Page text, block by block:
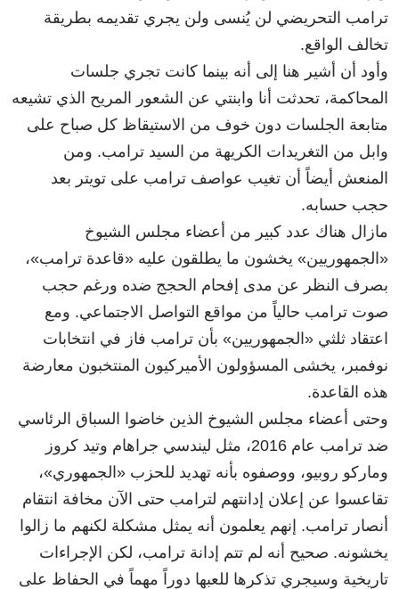
ترامب التحريضي لن يُنسى ولن يجري تقديمه بطريقة
تخالف الواقع.
وأود أن أشير هنا إلى أنه بينما كانت تجري جلسات
المحاكمة، تحدثت أنا وابنتي عن الشعور المريح الذي تشيعه
متابعة الجلسات دون خوف من الاستيقاظ كل صباح على
وابل من التغريدات الكريهة من السيد ترامب. ومن
المنعش أيضاً أن تغيب عواصف ترامب على تويتر بعد
حجب حسابه.
مازال هناك عدد كبير من أعضاء مجلس الشيوخ
«الجمهوريين» يخشون ما يطلقون عليه «قاعدة ترامب»،
بصرف النظر عن مدى إفحام الحجج ضده ورغم حجب
صوت ترامب حالياً من مواقع التواصل الاجتماعي. ومع
اعتقاد ثلثي «الجمهوريين» بأن ترامب فاز في انتخابات
نوفمبر، يخشى المسؤولون الأميركيون المنتخبون معارضة
هذه القاعدة.
وحتى أعضاء مجلس الشيوخ الذين خاضوا السباق الرئاسي
ضد ترامب عام 2016، مثل ليندسي جراهام وتيد كروز
وماركو روبيو، ووصفوه بأنه تهديد للحزب «الجمهوري»،
تقاعسوا عن إعلان إدانتهم لترامب حتى الآن مخافة انتقام
أنصار ترامب. إنهم يعلمون أنه يمثل مشكلة لكنهم ما زالوا
يخشونه. صحيح أنه لم تتم إدانة ترامب، لكن الإجراءات
تاريخية وسيجري تذكرها للعبها دوراً مهماً في الحفاظ على